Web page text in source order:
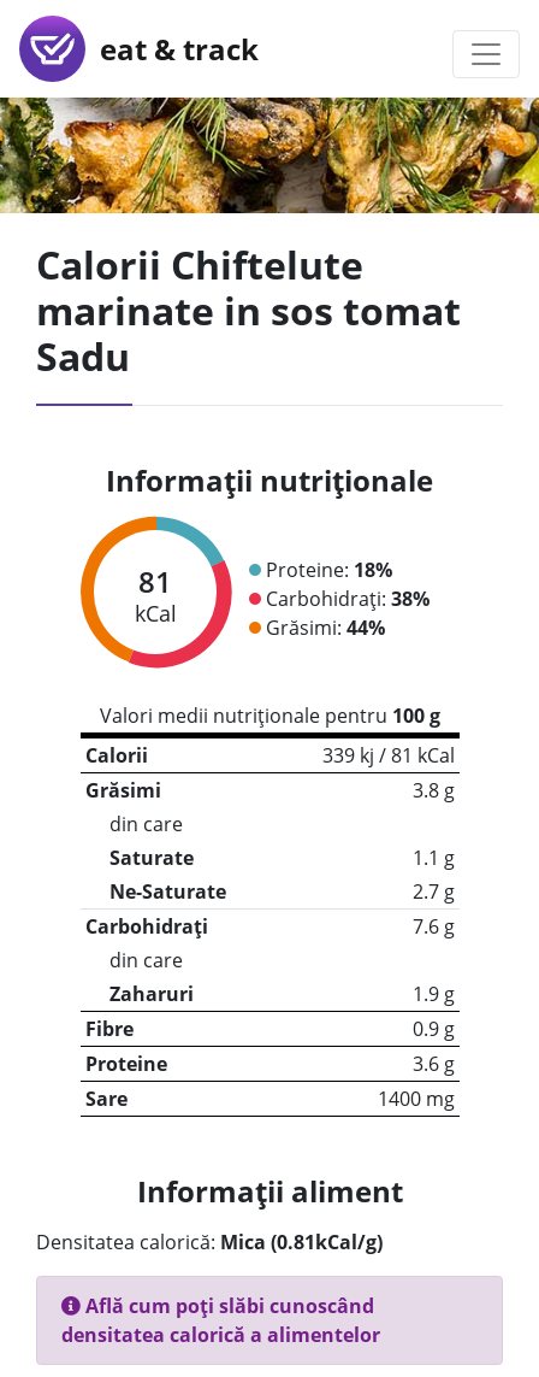
eat & track
Calorii Chiftelute
marinate in sos tomat
Sadu
Informații nutriționale
81
kCal
Proteine: 18%
Carbohidrați: 38%
Grăsimi: 44%
Valori medii nutriționale pentru 100 g
Calorii
339 kj / 81 kCal
Grăsimi
3.8 g
din care
Saturate
1.1 g
Ne-Saturate
2.7 g
Carbohidrați
7.6 g
din care
Zaharuri
1.9 g
Fibre
0.9 g
Proteine
3.6 g
Sare
1400 mg
Informații aliment
Densitatea calorică: Mica (0.81kCal/g)
Află cum poți slăbi cunoscând
densitatea calorică a alimentelor